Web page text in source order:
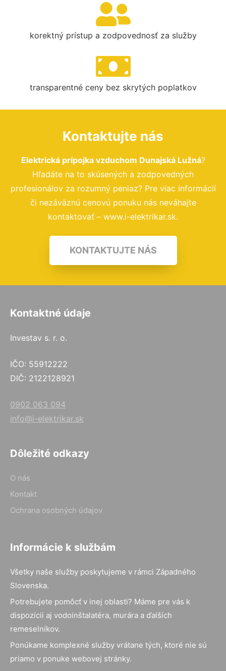
korektný prístup a zodpovednosť za služby
transparentné ceny bez skrytých poplatkov
Kontaktujte nás
Elektrická prípojka vzduchom Dunajská Lužná?
Hľadáte na to skúsených a zodpovedných
profesionálov za rozumný peniaz? Pre viac informácií
či nezáväznú cenovú ponuku nás neváhajte
kontaktovať – www.i-elektrikar.sk.
KONTAKTUJTE NÁS
Kontaktné údaje
Investav s. r. o.
IČO: 55912222
DIČ: 2122128921
0902 063 094
info@i-elektrikar.sk
Dôležité odkazy
O nás
Kontakt
Ochrana osobných údajov
Informácie k službám
Všetky naše služby poskytujeme v rámci Západného
Slovenska.
Potrebujete pomôcť v inej oblasti? Máme pre vás k
dispozícii aj vodoinštalatéra, murára a ďalších
remeselníkov.
Ponúkame komplexné služby vrátane tých, ktoré nie sú
priamo v ponuke webovej stránky.